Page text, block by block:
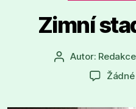
Zimní
Autor
příspěvku
Autor: Redakce